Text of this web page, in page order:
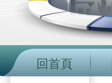
回首頁